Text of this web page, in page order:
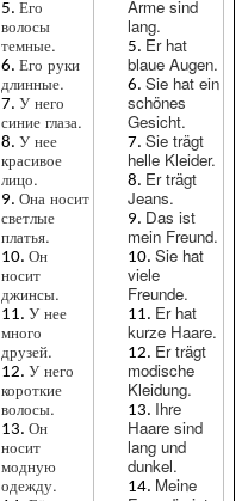
Его
волосы
темные.
Его руки
длинные.
У него
синие глаза.
У нее
красивое
лицо.
Она носит
светлые
платья.
Он
носит
джинсы.
У нее
много
друзей.
У него
короткие
волосы.
Он
носит
модную
одежду.
Arme sind
lang.
Er hat
blaue Augen.
Sie hat ein
schönes
Gesicht.
Sie trägt
helle Kleider.
Er trägt
Jeans.
Das ist
mein Freund.
Sie hat
viele
Freunde.
Er hat
kurze Haare.
Er trägt
modische
Kleidung.
Ihre
Haare sind
lang und
dunkel.
Meine